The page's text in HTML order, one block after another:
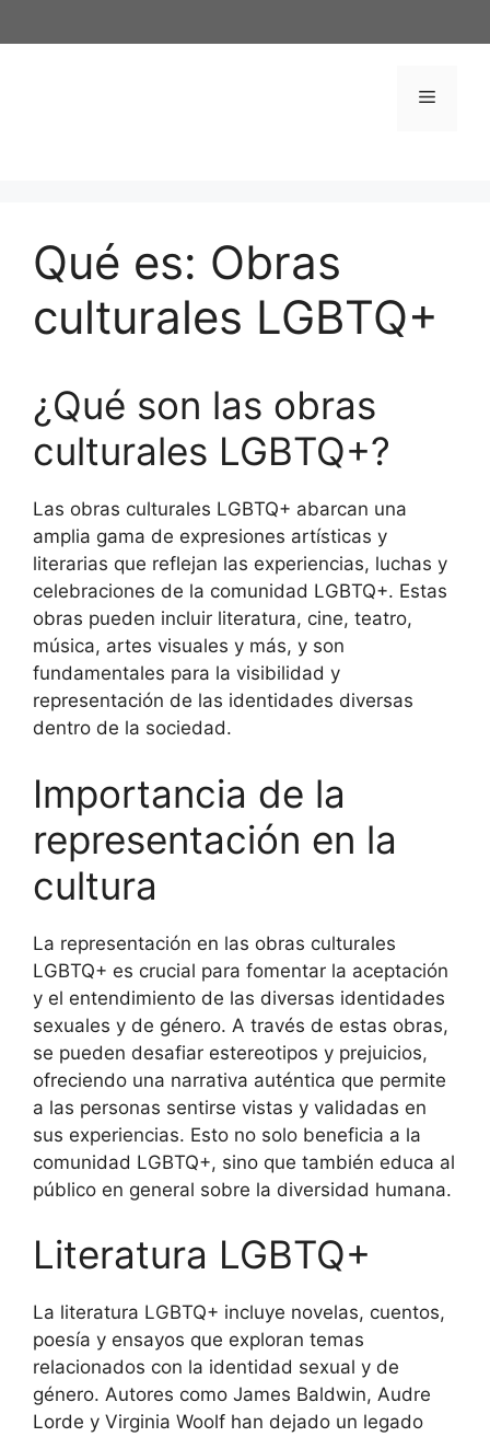
al
Menú
Qué es: Obras
culturales LGBTQ+
¿Qué son las obras
culturales LGBTQ+?
Las obras culturales LGBTQ+ abarcan una
amplia gama de expresiones artísticas y
literarias que reflejan las experiencias, luchas y
celebraciones de la comunidad LGBTQ+. Estas
obras pueden incluir literatura, cine, teatro,
música, artes visuales y más, y son
fundamentales para la visibilidad y
representación de las identidades diversas
dentro de la sociedad.
Importancia de la
representación en la
cultura
La representación en las obras culturales
LGBTQ+ es crucial para fomentar la aceptación
y el entendimiento de las diversas identidades
sexuales y de género. A través de estas obras,
se pueden desafiar estereotipos y prejuicios,
ofreciendo una narrativa auténtica que permite
a las personas sentirse vistas y validadas en
sus experiencias. Esto no solo beneficia a la
comunidad LGBTQ+, sino que también educa al
público en general sobre la diversidad humana.
Literatura LGBTQ+
La literatura LGBTQ+ incluye novelas, cuentos,
poesía y ensayos que exploran temas
relacionados con la identidad sexual y de
género. Autores como James Baldwin, Audre
Lorde y Virginia Woolf han dejado un legado